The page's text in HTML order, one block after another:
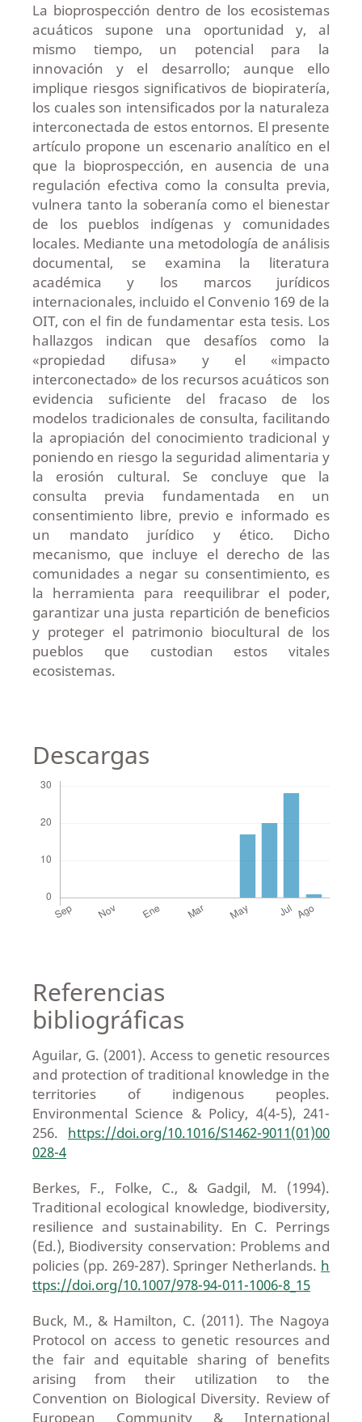
La bioprospección dentro de los ecosistemas
acuáticos supone una oportunidad y, al
mismo tiempo, un potencial para la
innovación y el desarrollo; aunque ello
implique riesgos significativos de biopiratería,
los cuales son intensificados por la naturaleza
interconectada de estos entornos. El presente
artículo propone un escenario analítico en el
que la bioprospección, en ausencia de una
regulación efectiva como la consulta previa,
vulnera tanto la soberanía como el bienestar
de los pueblos indígenas y comunidades
locales. Mediante una metodología de análisis
documental, se examina la literatura
académica y los marcos jurídicos
internacionales, incluido el Convenio 169 de la
OIT, con el fin de fundamentar esta tesis. Los
hallazgos indican que desafíos como la
«propiedad difusa» y el «impacto
interconectado» de los recursos acuáticos son
evidencia suficiente del fracaso de los
modelos tradicionales de consulta, facilitando
la apropiación del conocimiento tradicional y
poniendo en riesgo la seguridad alimentaria y
la erosión cultural. Se concluye que la
consulta previa fundamentada en un
consentimiento libre, previo e informado es
un mandato jurídico y ético. Dicho
mecanismo, que incluye el derecho de las
comunidades a negar su consentimiento, es
la herramienta para reequilibrar el poder,
garantizar una justa repartición de beneficios
y proteger el patrimonio biocultural de los
pueblos que custodian estos vitales
ecosistemas.
Descargas
Referencias
bibliográficas
Aguilar, G. (2001). Access to genetic resources
and protection of traditional knowledge in the
territories of indigenous peoples.
Environmental Science & Policy, 4(4-5), 241-
256. https://doi.org/10.1016/S1462-9011(01)00
028-4
Berkes, F., Folke, C., & Gadgil, M. (1994).
Traditional ecological knowledge, biodiversity,
resilience and sustainability. En C. Perrings
(Ed.), Biodiversity conservation: Problems and
policies (pp. 269-287). Springer Netherlands. h
ttps://doi.org/10.1007/978-94-011-1006-8_15
Buck, M., & Hamilton, C. (2011). The Nagoya
Protocol on access to genetic resources and
the fair and equitable sharing of benefits
arising from their utilization to the
Convention on Biological Diversity. Review of
European Community & International